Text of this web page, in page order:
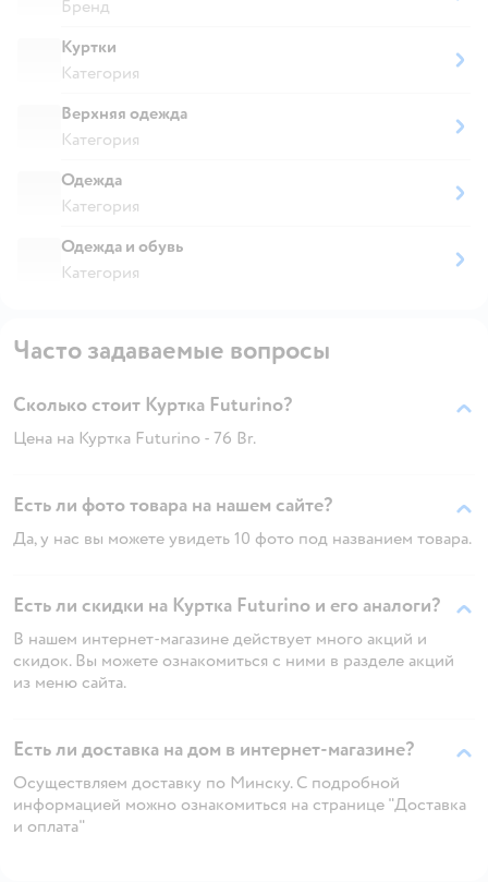
Бренд
Куртки
Категория
Верхняя одежда
Категория
Одежда
Категория
Одежда и обувь
Категория
Часто задаваемые вопросы
Сколько стоит Куртка Futurino?
Цена на Куртка Futurino - 76 Br.
Есть ли фото товара на нашем сайте?
Да, у нас вы можете увидеть 10 фото под названием товара.
Есть ли скидки на Куртка Futurino и его аналоги?
В нашем интернет-магазине действует много акций и
скидок. Вы можете ознакомиться с ними в разделе акций
из меню сайта.
Есть ли доставка на дом в интернет-магазине?
Осуществляем доставку по Минску. С подробной
информацией можно ознакомиться на странице "Доставка
и оплата"